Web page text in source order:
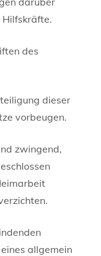
Hilfskräfte.
des
dieser
vorbeugen.
zwingend,
allgemein